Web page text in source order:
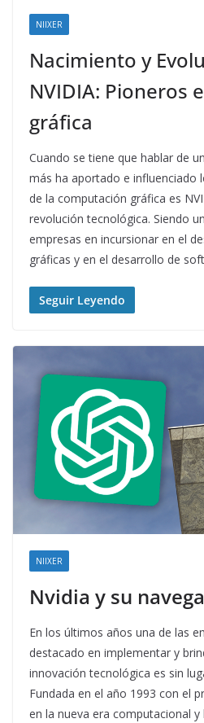
NIIXER
Nacimiento y
NVIDIA: Pioneros
gráfica
Cuando se tiene que hablar de
más ha aportado e influenciado
de la computación gráfica es
revolución tecnológica. Siendo
empresas en incursionar en el
gráficas y en el desarrollo de
Seguir Leyendo
NIIXER
Nvidia y su
En los últimos años una de las
destacado en implementar y
innovación tecnológica es sin
Fundada en el año 1993 con el
en la nueva era computacional